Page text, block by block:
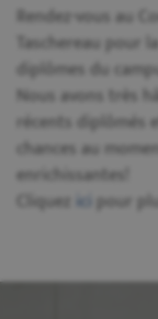
Rendez-vous au
Taschereau pour
diplômes du
Nous avons très
récents diplômés
chances au
enrichissantes!
Cliquez ici pour